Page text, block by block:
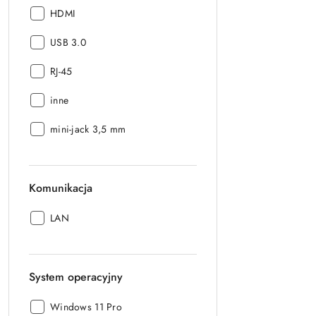
Złącza:
HDMI
Złącza:
USB 3.0
Złącza:
RJ-45
Złącza:
inne
Złącza:
mini-jack 3,5 mm
Komunikacja
Komunikacja:
LAN
System operacyjny
System
Windows 11 Pro